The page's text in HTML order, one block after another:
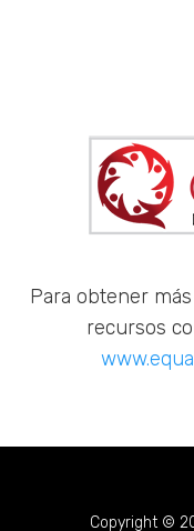
Para obtener
recursos
Copyright ©